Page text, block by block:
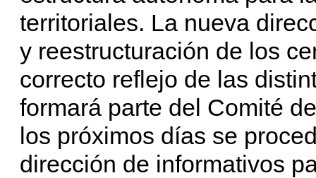
territoriales. La nueva
y reestructuración de los
correcto reflejo de las
formará parte del Comité
los próximos días se
dirección de informativos